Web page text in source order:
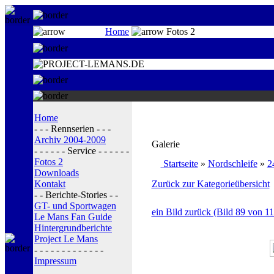
Home Fotos 2
Home
- - - Rennserien - - -
Archiv 2004-2009
- - - - - - Service - - - - - -
Fotos 2
Downloads
Kontakt
- - Berichte-Stories - -
GT- und Sportwagen
Le Mans Fan Guide
Hintergrundberichte
Project Le Mans
- - - - - - - - - - - - -
Impressum
Galerie
Startseite» Nordschleife»
Zurück zur Kategorieübersicht
ein Bild zurück (Bild 89 von